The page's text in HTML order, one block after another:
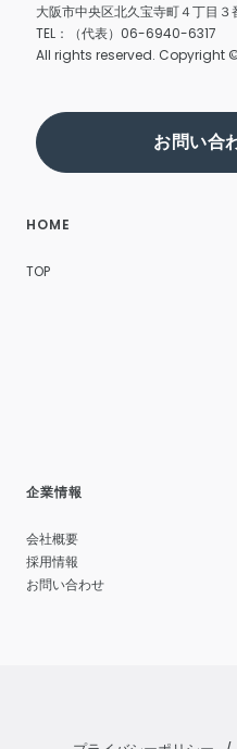
大阪市中央区北久宝寺町４丁目
TEL：（代表）06-6940-6317
All rights reserved. Copyright
お問い合
HOME
TOP
企業情報
会社概要
採用情報
お問い合わせ